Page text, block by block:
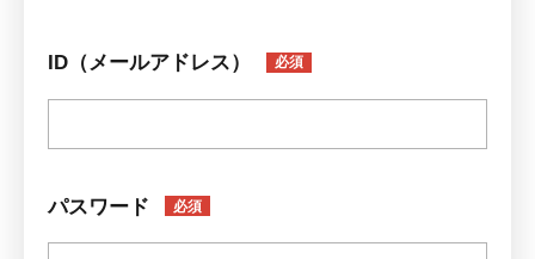
ID（メールアドレス） 必須
パスワード 必須